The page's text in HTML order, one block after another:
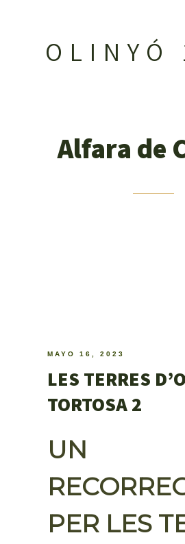
OLINYÓ
Alfara de
MAYO 16, 2023
LES TERRES
TORTOSA 2
UN
PER LES